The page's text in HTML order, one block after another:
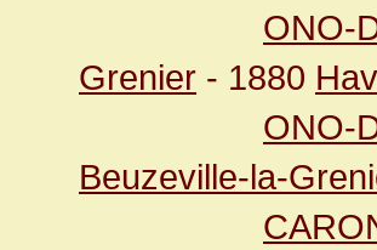
ONO-
Grenier - 1880
ONO-
Beuzeville-la-